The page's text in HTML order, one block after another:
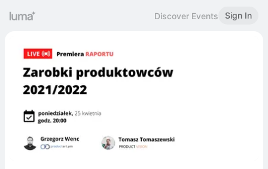
Discover Events Sign In